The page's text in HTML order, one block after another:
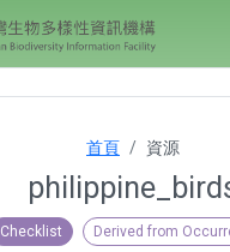
首頁 資源
Checklist Derived from